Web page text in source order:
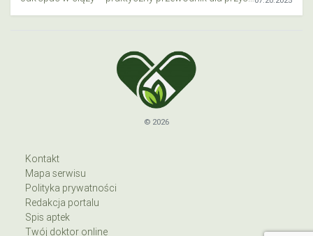
© 2026
Kontakt
Mapa serwisu
Polityka prywatności
Redakcja portalu
Spis aptek
Twój doktor online